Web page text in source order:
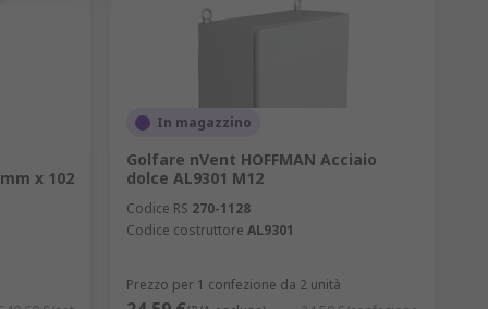
x 102
In magazzino
Golfare nVent HOFFMAN Acciaio
dolce AL9301 M12
Codice RS 270-1128
Codice costruttore AL9301
Prezzo per 1 confezione da 2 unità